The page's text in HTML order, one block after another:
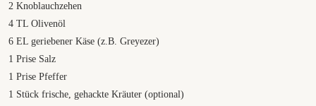
2 Knoblauchzehen
4 TL Olivenöl
6 EL geriebener Käse (z.B. Greyezer)
1 Prise Salz
1 Prise Pfeffer
1 Stück frische, gehackte Kräuter (optional)